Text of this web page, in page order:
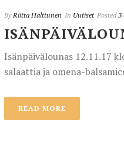
By Riitta Halttunen In Uutiset Posted 3
Isänpäivälounas 12.11.17
salaattia ja omena-
READ MORE